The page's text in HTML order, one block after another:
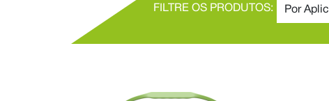
FILTRE OS PRODUTOS: